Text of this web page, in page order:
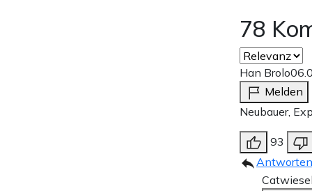
78
Han Brolo
Melden
Neubauer,
93
Antworten
Catwiesel